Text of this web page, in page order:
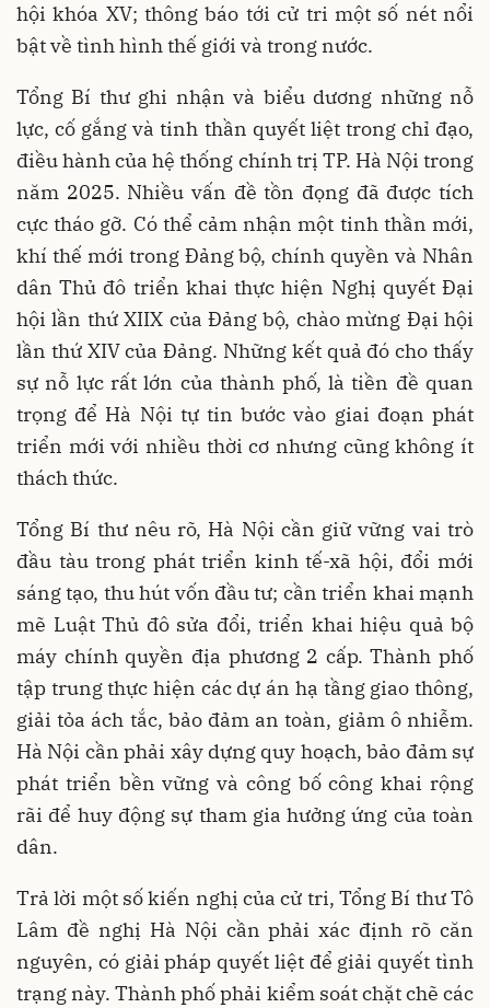
hội khóa XV; thông báo tới cử tri một số nét nổi
bật về tình hình thế giới và trong nước.
Tổng Bí thư ghi nhận và biểu dương những nỗ
lực, cố gắng và tinh thần quyết liệt trong chỉ đạo,
điều hành của hệ thống chính trị TP. Hà Nội trong
năm 2025. Nhiều vấn đề tồn đọng đã được tích
cực tháo gỡ. Có thể cảm nhận một tinh thần mới,
khí thế mới trong Đảng bộ, chính quyền và Nhân
dân Thủ đô triển khai thực hiện Nghị quyết Đại
hội lần thứ XIIX của Đảng bộ, chào mừng Đại hội
lần thứ XIV của Đảng. Những kết quả đó cho thấy
sự nỗ lực rất lớn của thành phố, là tiền đề quan
trọng để Hà Nội tự tin bước vào giai đoạn phát
triển mới với nhiều thời cơ nhưng cũng không ít
thách thức.
Tổng Bí thư nêu rõ, Hà Nội cần giữ vững vai trò
đầu tàu trong phát triển kinh tế-xã hội, đổi mới
sáng tạo, thu hút vốn đầu tư; cần triển khai mạnh
mẽ Luật Thủ đô sửa đổi, triển khai hiệu quả bộ
máy chính quyền địa phương 2 cấp. Thành phố
tập trung thực hiện các dự án hạ tầng giao thông,
giải tỏa ách tắc, bảo đảm an toàn, giảm ô nhiễm.
Hà Nội cần phải xây dựng quy hoạch, bảo đảm sự
phát triển bền vững và công bố công khai rộng
rãi để huy động sự tham gia hưởng ứng của toàn
dân.
Trả lời một số kiến nghị của cử tri, Tổng Bí thư Tô
Lâm đề nghị Hà Nội cần phải xác định rõ căn
nguyên, có giải pháp quyết liệt để giải quyết tình
trạng này. Thành phố phải kiểm soát chặt chẽ các